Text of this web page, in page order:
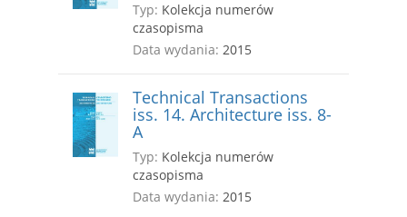
Typ: Kolekcja numerów
czasopisma
Data wydania: 2015
Technical Transactions
iss. 14. Architecture iss. 8-
A
Typ: Kolekcja numerów
czasopisma
Data wydania: 2015